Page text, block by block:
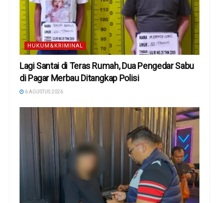
HUKUM&KRIMINAL
Lagi Santai di Teras Rumah, Dua Pengedar Sabu
di Pagar Merbau Ditangkap Polisi
6 AGUSTUS 2026